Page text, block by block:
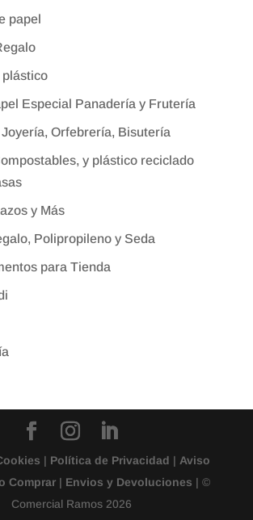
papel
plástico
Especial Panadería y Frutería
Orfebrería, Bisutería
y plástico reciclado
y Más
Polipropileno y Seda
para Tienda
| Política de Privacidad | Aviso
Comprar | Envios y Devoluciones | ©
Comercial Ramos 2026